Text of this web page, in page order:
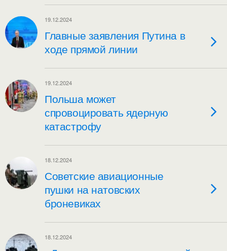
19.12.2024
Главные заявления Путина в
ходе прямой линии
19.12.2024
Польша может
спровоцировать ядерную
катастрофу
18.12.2024
Советские авиационные
пушки на натовских
броневиках
18.12.2024